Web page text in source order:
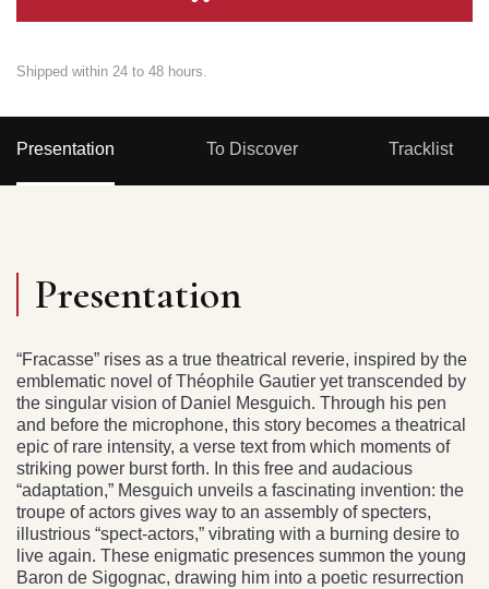
Shipped within 24 to 48 hours.
Presentation To Discover Tracklist
Presentation
“Fracasse” rises as a true theatrical reverie, inspired by the
emblematic novel of Théophile Gautier yet transcended by
the singular vision of Daniel Mesguich. Through his pen
and before the microphone, this story becomes a theatrical
epic of rare intensity, a verse text from which moments of
striking power burst forth. In this free and audacious
“adaptation,” Mesguich unveils a fascinating invention: the
troupe of actors gives way to an assembly of specters,
illustrious “spect-actors,” vibrating with a burning desire to
live again. These enigmatic presences summon the young
Baron de Sigognac, drawing him into a poetic resurrection